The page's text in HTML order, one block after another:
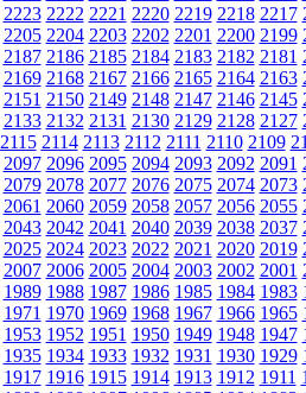
2223 2222 2221 2220 2219 2218 2217
2205 2204 2203 2202 2201 2200 2199
2187 2186 2185 2184 2183 2182 2181
2169 2168 2167 2166 2165 2164 2163
2151 2150 2149 2148 2147 2146 2145
2133 2132 2131 2130 2129 2128 2127
2115 2114 2113 2112 2111 2110 2109
2097 2096 2095 2094 2093 2092 2091
2079 2078 2077 2076 2075 2074 2073
2061 2060 2059 2058 2057 2056 2055
2043 2042 2041 2040 2039 2038 2037
2025 2024 2023 2022 2021 2020 2019
2007 2006 2005 2004 2003 2002 2001
1989 1988 1987 1986 1985 1984 1983
1971 1970 1969 1968 1967 1966 1965
1953 1952 1951 1950 1949 1948 1947
1935 1934 1933 1932 1931 1930 1929
1917 1916 1915 1914 1913 1912 1911